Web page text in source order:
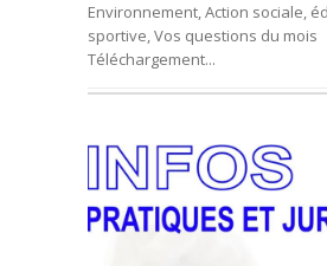
Environnement, Action sociale,
sportive, Vos questions du mois
Téléchargement...